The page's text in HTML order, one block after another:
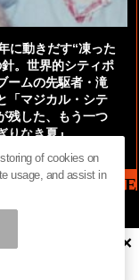
に動きだす“凍った
。世界的シティポ
ームの先駆者・滝
「マジカル・シテ
残した、もう一つ
りなき夏』
HEADLINE
転載を禁じます。 ©
×
of cookies on
usage, and assist in